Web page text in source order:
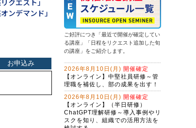
クエスト」
ンデマンド」
2026年9月28日(月)オンライン
問題解決研修～ビジネス上の問題を
解決する
会員 13,500円 通常 14,300円
2026年9月28日(月)オンライン
ィング戦略とAIO・LLMO対応記事作
成術～年間6,000件の問合せを獲得す
る、インソース流のWeb開発
ChatGPT×Excelレベルアップ研修～
マクロ仕様書で、要件定義力を強化
する
NotebookLM活用研修～生成ＡＩで
スライド作成を自動化する
ＡＩエージェント開発研修～
LangChainで業務プロセスを改善す
る（２日間）
生成ＡＩを活用した企画立案ワーク
ショップ～アイデアソンに取り組む
生成AI活用講座・応用編
Claude Cowork実践研修～定型業務
ご好評につき「最近で開催が確定してい
る講座」「日程をリクエスト追加した旬
の講座」をご紹介します。
2026年8月10日(月) 開催確定
【オンライン】中堅社員研修～管
理職を補佐し、部の成果を出す！
2026年8月10日(月) 開催確定
【オンライン】（半日研修）
ChatGPT理解研修～導入事例やリ
スクを知り、組織での活用方法を